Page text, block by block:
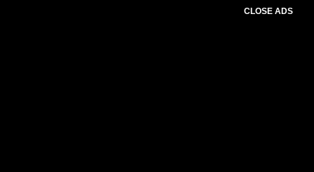
CLOSE ADS